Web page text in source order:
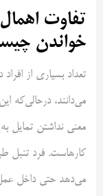
تفاوت
خواندن
تعداد بسیاری از
می‌دانند، در‌حالی‌‌که
معنی نداشتن تمایل
کارهاست. فرد تنبل
می‌دهد حتی داخل